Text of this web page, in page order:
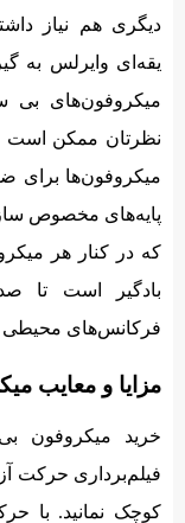
دیگری هم نیاز
یقه‌‌ای وایرلس به
میکروفون‌های بی
نظرتان ممکن است به
میکروفون‌ها برای
پایه‌های مخصوص
که در کنار هر
بادگیر است تا
فرکانس‌های محیطی
مزایا و معایب
خرید میکروفون
فیلم‌برداری حرکت
کوچک نمانید. با